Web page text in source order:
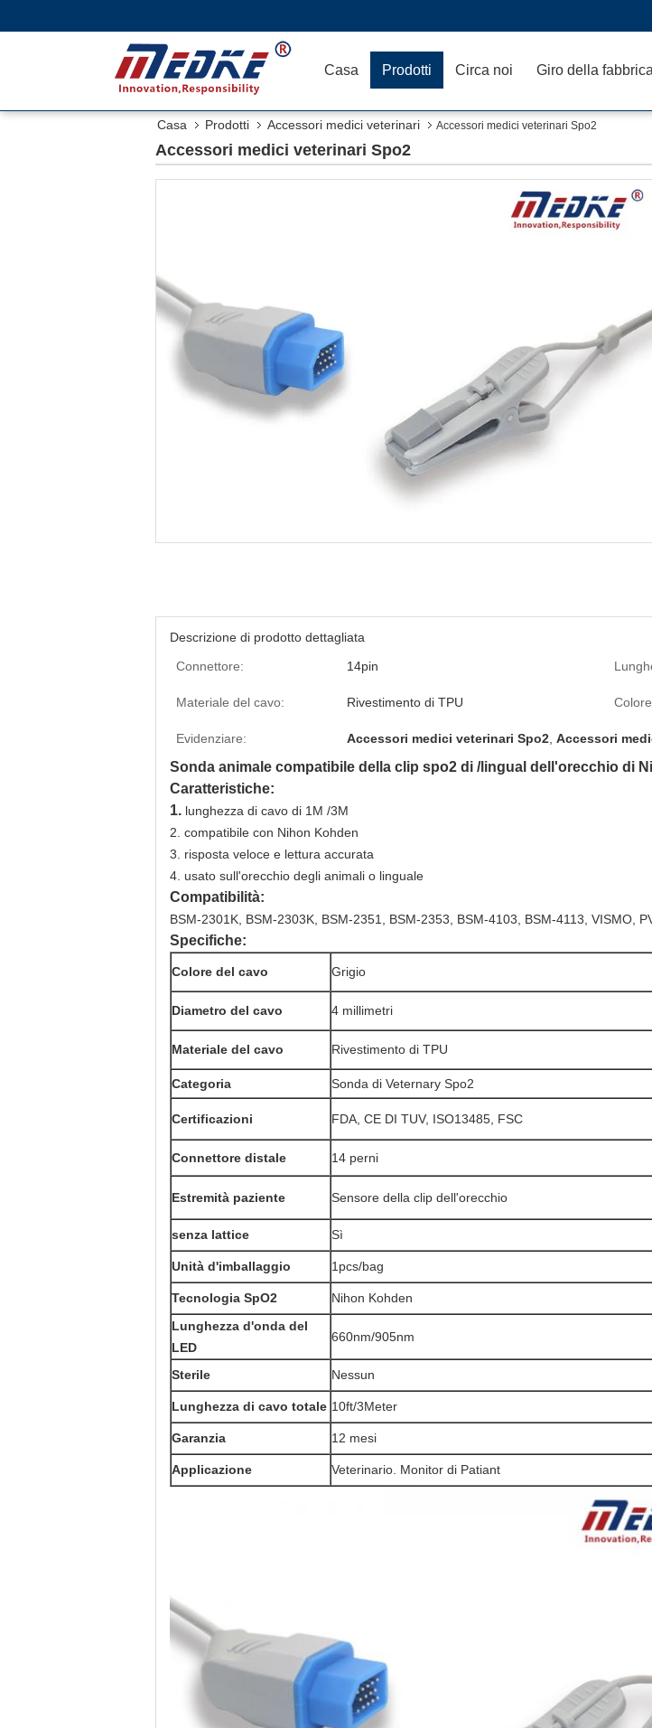
Casa Prodotti Circa noi Giro della fabbrica
Casa Prodotti Accessori medici veterinari Accessori medici veterinari Spo2
Accessori medici veterinari Spo2
Descrizione di prodotto dettagliata
Connettore:
14pin
Materiale del cavo: Rivestimento di TPU
Evidenziare: Accessori medici veterinari Spo2 Accessori
Sonda animale compatibile della clip spo2 di /lingual dell'orecchio di
Caratteristiche:
1. lunghezza di cavo di 1M /3M
2. compatibile con Nihon Kohden
3. risposta veloce e lettura accurata
4. usato sull'orecchio degli animali o linguale
Compatibilità:
BSM-2301K, BSM-2303K, BSM-2351, BSM-2353, BSM-4103, BSM-4113, VISMO,
Specifiche:
Colore del cavo Grigio
Diametro del cavo 4 millimetri
Materiale del cavo Rivestimento di TPU
Categoria Sonda di Veternary Spo2
Certificazioni FDA, CE DI TUV, ISO13485, FSC
Connettore distale 14 perni
Estremità paziente Sensore della clip dell'orecchio
senza lattice Sì
Unità d'imballaggio 1pcs/bag
Tecnologia SpO2
Nihon Kohden
Lunghezza d'onda del
LED
660nm/905nm
Sterile Nessun
Lunghezza di cavo totale 10ft/3Meter
Garanzia 12 mesi
Applicazione Veterinario. Monitor di Patiant